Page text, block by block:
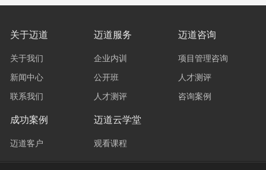
关于迈道
关于我们
新闻中心
联系我们
迈道服务
企业内训
公开班
人才测评
迈道咨询
项目管理咨询
人才测评
咨询案例
成功案例
迈道客户
迈道云学堂
观看课程